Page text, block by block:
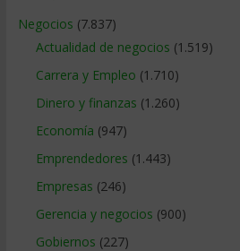
Negocios (7.837)
Actualidad de negocios (1.519)
Carrera y Empleo (1.710)
Dinero y finanzas (1.260)
Economía (947)
Emprendedores (1.443)
Empresas (246)
Gerencia y negocios (900)
Gobiernos (227)